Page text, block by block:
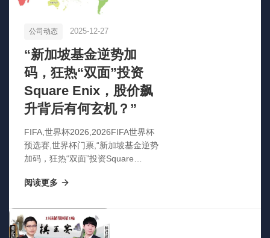
公司动态 2025-12-27
“新加坡基金逆势加
码，狂热“双面”投资
Square Enix，股价飙
升背后有何玄机？”
FIFA,世界杯2026,2026FIFA世界杯
预选赛,世界杯门票,“新加坡基金逆势
加码，狂热“双面”投资Square
阅读更多